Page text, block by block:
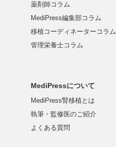
薬剤師コラム
MediPress編集部コラム
移植コーディネーターコラム
管理栄養士コラム
MediPressについて
MediPress腎移植とは
執筆・監修医のご紹介
よくある質問